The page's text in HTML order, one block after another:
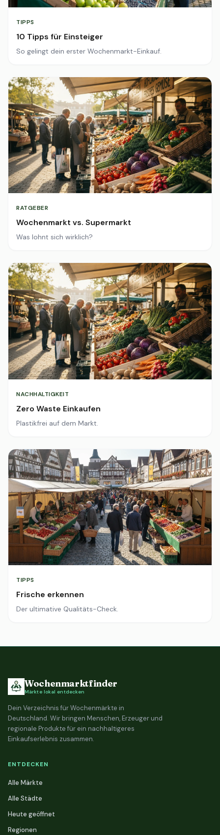
TIPPS
10 Tipps für Einsteiger
So gelingt dein erster Wochenmarkt-Einkauf.
RATGEBER
Wochenmarkt vs. Supermarkt
Was lohnt sich wirklich?
NACHHALTIGKEIT
Zero Waste Einkaufen
Plastikfrei auf dem Markt.
TIPPS
Frische erkennen
Der ultimative Qualitäts-Check.
Wochenmarktfinder
Märkte lokal entdecken
Dein Verzeichnis für Wochenmärkte in
Deutschland. Wir bringen Menschen, Erzeuger und
regionale Produkte für ein nachhaltigeres
Einkaufserlebnis zusammen.
ENTDECKEN
Alle Märkte
Alle Städte
Heute geöffnet
Regionen